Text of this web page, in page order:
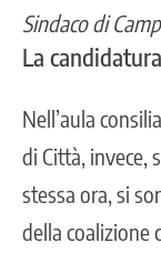
Sindaco di
La candidatura
Nell’aula
di Città, invece,
stessa ora, si
della coalizione